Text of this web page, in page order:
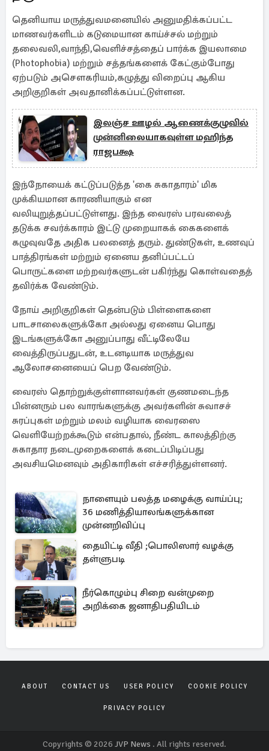
தெனியாய மருத்துவமனையில் அனுமதிக்கப்பட்ட
மாணவர்களிடம் கடுமையான காய்ச்சல் மற்றும்
தலைவலி,வாந்தி,வெளிச்சத்தைப் பார்க்க இயலாமை
(Photophobia) மற்றும் சத்தங்களைக் கேட்கும்போது
ஏற்படும் அசௌகரியம்,கழுத்து விறைப்பு ஆகிய
அறிகுறிகள் அவதானிக்கப்பட்டுள்ளன.
இலஞ்ச ஊழல் ஆணைக்குழுவில்
முன்னிலையாகவுள்ள மஹிந்த
ராஜபக்ஷ
இந்நோயைக் கட்டுப்படுத்த 'கை சுகாதாரம்' மிக
முக்கியமான காரணியாகும் என
வலியுறுத்தப்பட்டுள்ளது. இந்த வைரஸ் பரவலைத்
தடுக்க சவர்க்காரம் இட்டு முறையாகக் கைகளைக்
கழுவுவதே அதிக பலனைத் தரும். துண்டுகள், உணவுப்
பாத்திரங்கள் மற்றும் ஏனைய தனிப்பட்டப்
பொருட்களை மற்றவர்களுடன் பகிர்ந்து கொள்வதைத்
தவிர்க்க வேண்டும்.
நோய் அறிகுறிகள் தென்படும் பிள்ளைகளை
பாடசாலைகளுக்கோ அல்லது ஏனைய பொது
இடங்களுக்கோ அனுப்பாது வீட்டிலேயே
வைத்திருப்பதுடன், உடனடியாக மருத்துவ
ஆலோசனையைப் பெற வேண்டும்.
வைரஸ் தொற்றுக்குள்ளானவர்கள் குணமடைந்த
பின்னரும் பல வாரங்களுக்கு அவர்களின் சுவாசச்
சுரப்புகள் மற்றும் மலம் வழியாக வைரஸை
வெளியேற்றக்கூடும் என்பதால், நீண்ட காலத்திற்கு
சுகாதார நடைமுறைகளைக் கடைப்பிடிப்பது
அவசியமெனவும் அதிகாரிகள் எச்சரித்துள்ளனர்.
நாளையும் பலத்த மழைக்கு வாய்ப்பு;
36 மணித்தியாலங்களுக்கான
முன்னறிவிப்பு
தையிட்டி வீதி ;பொலிஸார் வழக்கு
தள்ளுபடி
நீர்கொழும்பு சிறை வன்முறை
அறிக்கை ஜனாதிபதியிடம்
ABOUT CONTACT US USER POLICY COOKIE POLICY
PRIVACY POLICY
Copyrights © 2026 JVP News . All rights reserved.